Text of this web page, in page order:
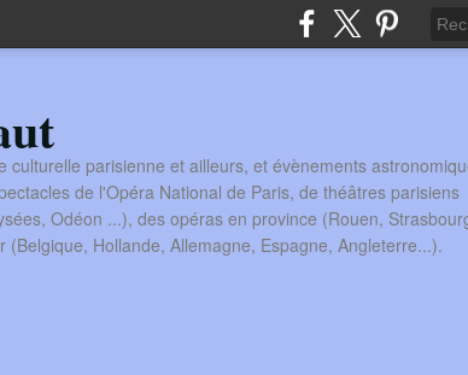
culturelle parisienne et ailleurs, et évènements
de l'Opéra National de Paris, de théâtres parisiens
Odéon ...), des opéras en province (Rouen,
(Belgique, Hollande, Allemagne, Espagne, Angleterre...).